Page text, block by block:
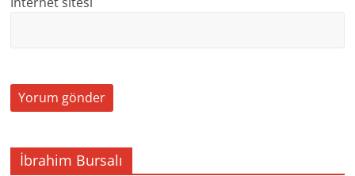
İbrahim Bursalı